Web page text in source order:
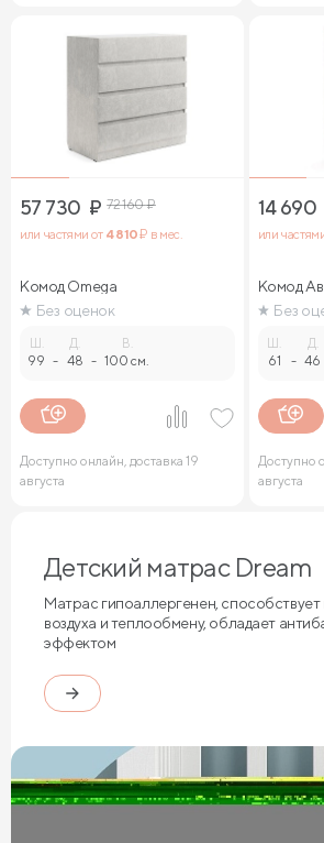
57 730 ₽ 72 160₽
или частями от 4 810₽ в мес.
Комод Omega
Без оценок
99 -
Д.
48 -
В.
100 см.
Доступно онлайн, доставка 19
августа
14 690
или
Комод
(ясмунд)
Без
61 -
Д.
46
Доступно
августа
Детский матрас Dream
Матрас гипоаллергенен, способствует
воздуха и теплообмену, обладает
эффектом